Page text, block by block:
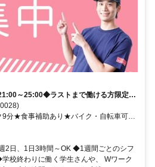
～25:00◆ラストまで働ける方限定！
9分★食事補助あり★バイク・自転車可★
★週2日～OK
2日、1日3時間～OK ◆1週間ごとのシフ
校終わりに働く学生さんや、 Wワーク